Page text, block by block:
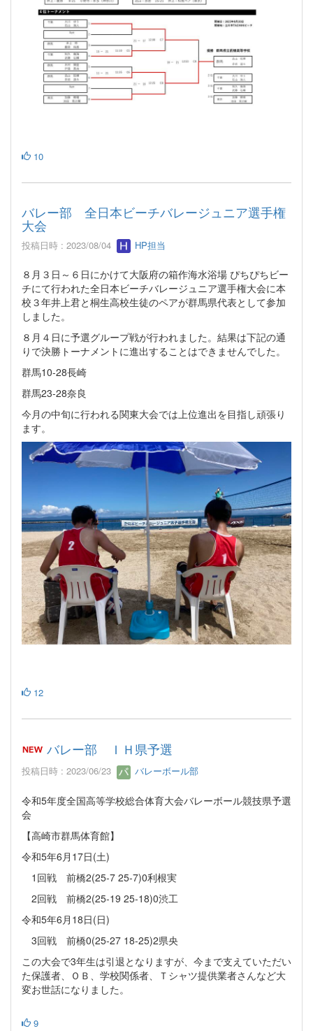
10
バレー部 全日本ビーチバレージュニア選手権
大会
投稿日時 : 2023/08/04 HP担当
８月３日～６日にかけて大阪府の箱作海水浴場 ぴちぴちビー
チにて行われた全日本ビーチバレージュニア選手権大会に本
校３年井上君と桐生高校生徒のペアが群馬県代表として参加
しました。
８月４日に予選グループ戦が行われました。結果は下記の通
りで決勝トーナメントに進出することはできませんでした。
群馬10-28長崎
群馬23-28奈良
今月の中旬に行われる関東大会では上位進出を目指し頑張り
ます。
12
バレー部 ＩＨ県予選
投稿日時 : 2023/06/23 バレーボール部
令和5年度全国高等学校総合体育大会バレーボール競技県予選
会
【高崎市群馬体育館】
令和5年6月17日(土)
1回戦 前橋2(25-7 25-7)0利根実
2回戦 前橋2(25-19 25-18)0渋工
令和5年6月18日(日)
3回戦 前橋0(25-27 18-25)2県央
この大会で3年生は引退となりますが、今まで支えていただい
た保護者、ＯＢ、学校関係者、Ｔシャツ提供業者さんなど大
変お世話になりました。
9